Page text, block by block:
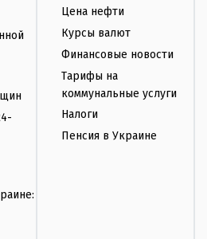
Цена нефти
Курсы валют
Финансовые новости
Тарифы на
коммунальные услуги
Налоги
Пенсия в Украине